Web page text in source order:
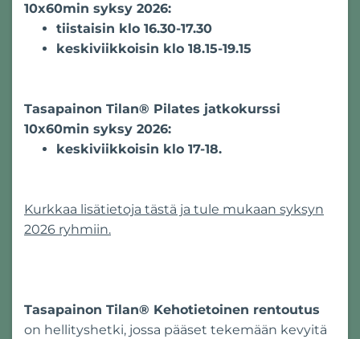
10x60min syksy 2026:
tiistaisin klo 16.30-17.30
keskiviikkoisin klo 18.15-19.15
Tasapainon Tilan® Pilates jatkokurssi
10x60min syksy 2026:
keskiviikkoisin klo 17-18.
Kurkkaa lisätietoja tästä ja tule mukaan syksyn
2026 ryhmiin.
Tasapainon Tilan® Kehotietoinen rentoutus
on hellityshetki, jossa pääset tekemään kevyitä